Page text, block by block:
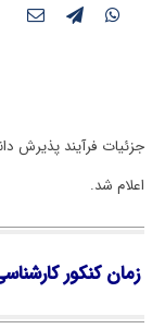
اعلام شد.
زمان کنکور